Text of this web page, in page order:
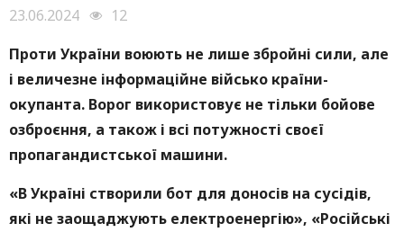
23.06.2024
12
Проти України воюють не лише збройні сили, але
і величезне інформаційне військо країни-
окупанта. Ворог використовує не тільки бойове
озброєння, а також і всі потужності своєї
пропагандистської машини.
«В Україні створили бот для доносів на сусідів,
які не заощаджують електроенергію», «Російські